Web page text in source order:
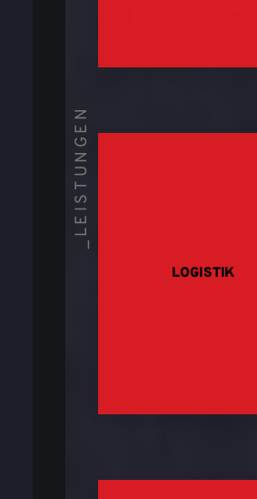
_LEISTUNGEN
LOGISTIK